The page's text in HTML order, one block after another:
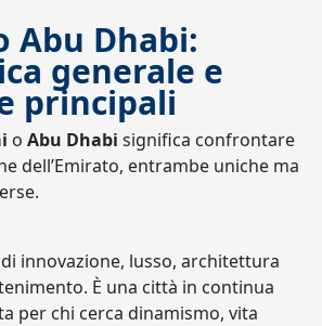
Abu Dhabi:
generale e
principali
o Abu Dhabi significa confrontare
dell’Emirato, entrambe uniche ma
innovazione, lusso, architettura
È una città in continua
per chi cerca dinamismo, vita